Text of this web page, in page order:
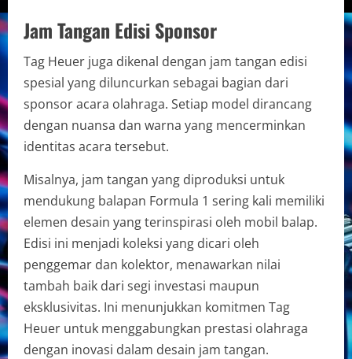
Jam Tangan Edisi Sponsor
Tag Heuer juga dikenal dengan jam tangan edisi
spesial yang diluncurkan sebagai bagian dari
sponsor acara olahraga. Setiap model dirancang
dengan nuansa dan warna yang mencerminkan
identitas acara tersebut.
Misalnya, jam tangan yang diproduksi untuk
mendukung balapan Formula 1 sering kali memiliki
elemen desain yang terinspirasi oleh mobil balap.
Edisi ini menjadi koleksi yang dicari oleh
penggemar dan kolektor, menawarkan nilai
tambah baik dari segi investasi maupun
eksklusivitas. Ini menunjukkan komitmen Tag
Heuer untuk menggabungkan prestasi olahraga
dengan inovasi dalam desain jam tangan.